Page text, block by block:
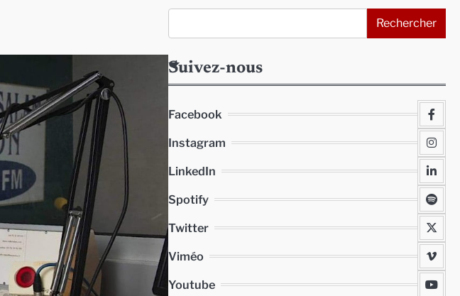
Rechercher
Suivez-nous
Facebook
Instagram
LinkedIn
Spotify
Twitter
Viméo
Youtube